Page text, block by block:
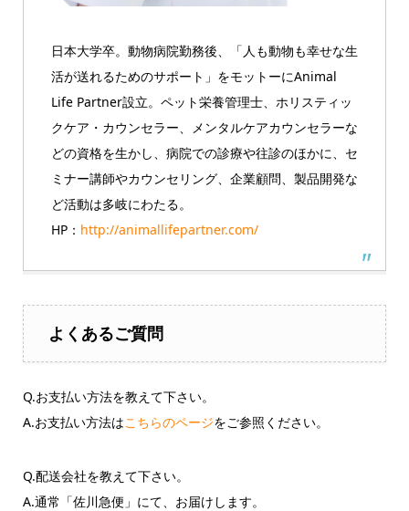
日本大学卒。動物病院勤務後、「人も動物も幸せな生
活が送れるためのサポート」をモットーにAnimal
Life Partner設立。ペット栄養管理士、ホリスティッ
クケア・カウンセラー、メンタルケアカウンセラーな
どの資格を生かし、病院での診療や往診のほかに、セ
ミナー講師やカウンセリング、企業顧問、製品開発な
ど活動は多岐にわたる。
HP： http://animallifepartner.com/
よくあるご質問
Q.お支払い方法を教えて下さい。
A.お支払い方法はこちらのページをご参照ください。
Q.配送会社を教えて下さい。
A.通常「佐川急便」にて、お届けします。